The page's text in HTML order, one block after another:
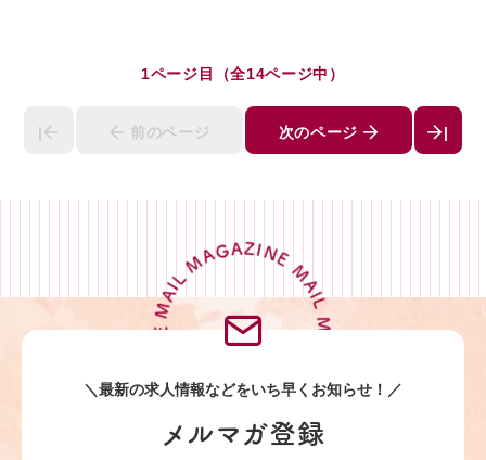
1ページ目（全14ページ中）
| 前のページ 次のページ |
MAIL MAGAZINE MAIL MAGAZINE MAIL MAGAZINE MAIL MAGAZINE
＼最新の求人情報などをいち早くお知らせ！／
メルマガ登録